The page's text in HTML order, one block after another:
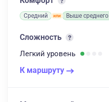
Средний Выше среднего
Сложность
Легкий уровень
К маршруту